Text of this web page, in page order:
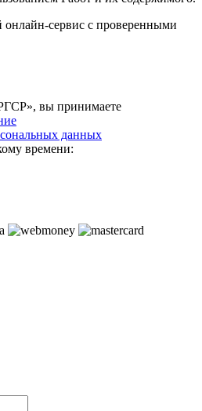
сервис с проверенными
вы принимаете
данных
времени: